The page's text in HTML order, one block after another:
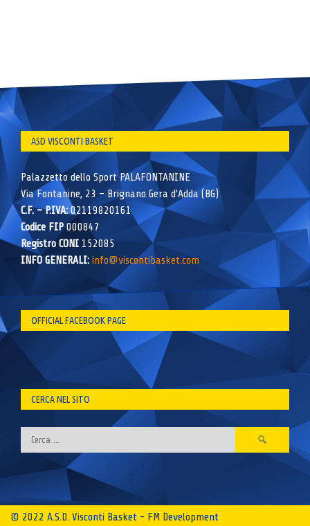
ASD VISCONTI BASKET
Palazzetto dello Sport PALAFONTANINE
Via Fontanine, 23 – Brignano Gera d’Adda (BG)
C.F. – P.IVA:02119820161
Codice FIP000847
Registro CONI 152085
INFO GENERALI: info@viscontibasket.com
OFFICIAL FACEBOOK PAGE
CERCA NEL SITO
Ricerca
per:
© 2022 A.S.D. Visconti Basket - FM Development